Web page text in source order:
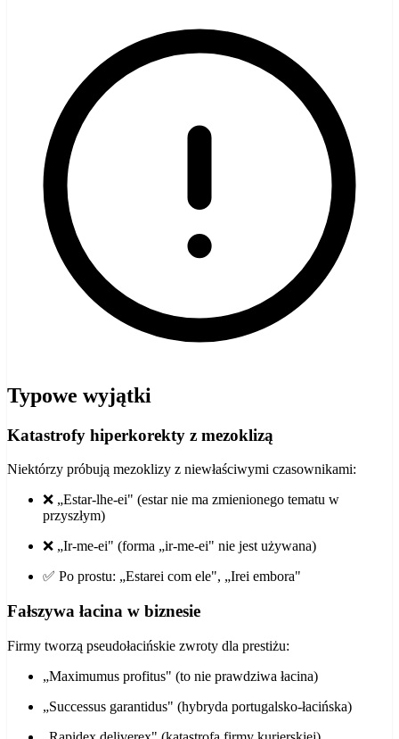
Typowe wyjątki
Katastrofy hiperkorekty z mezoklizą
Niektórzy próbują mezoklizy z niewłaściwymi czasownikami:
❌ „Estar-lhe-ei" (estar nie ma zmienionego tematu w
przyszłym)
❌ „Ir-me-ei" (forma „ir-me-ei" nie jest używana)
✅ Po prostu: „Estarei com ele", „Irei embora"
Fałszywa łacina w biznesie
Firmy tworzą pseudołacińskie zwroty dla prestiżu:
„Maximumus profitus" (to nie prawdziwa łacina)
„Successus garantidus" (hybryda portugalsko-łacińska)